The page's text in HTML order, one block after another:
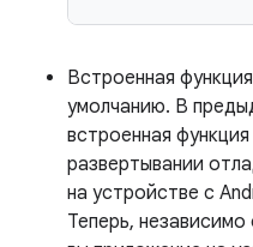
Встроенная
умолчанию. В
встроенная
развертывании
на устройстве с
Теперь,